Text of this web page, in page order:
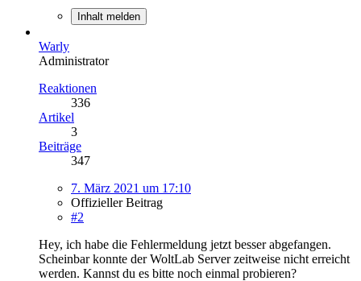
Inhalt melden
Warly
Administrator
Reaktionen
336
Artikel
3
Beiträge
347
7. März 2021 um 17:10
Offizieller Beitrag
#2
Hey, ich habe die Fehlermeldung jetzt besser abgefangen.
Scheinbar konnte der WoltLab Server zeitweise nicht erreicht
werden. Kannst du es bitte noch einmal probieren?